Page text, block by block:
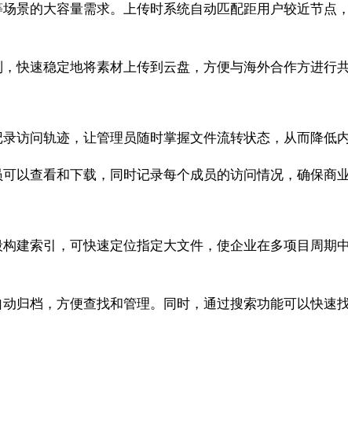
景的大容量需求。上传时系统自动匹配距用户较近节点
速稳定地将素材上传到云盘，方便与海外合作方进行共
问轨迹，让管理员随时掌握文件流转状态，从而降低内
查看和下载，同时记录每个成员的访问情况，确保商
索引，可快速定位指定大文件，使企业在多项目周期
档，方便查找和管理。同时，通过搜索功能可以快速